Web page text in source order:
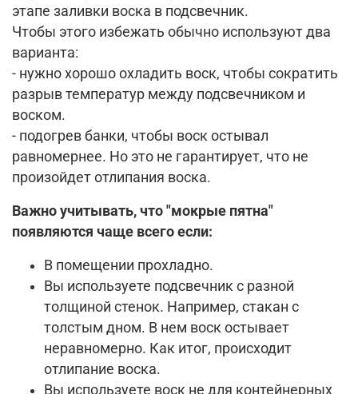
этапе заливки воска в подсвечник.
Чтобы этого избежать обычно используют два
варианта:
- нужно хорошо охладить воск, чтобы сократить
разрыв температур между подсвечником и
воском.
- подогрев банки, чтобы воск остывал
равномернее. Но это не гарантирует, что не
произойдет отлипания воска.
Важно учитывать, что "мокрые пятна"
появляются чаще всего если:
В помещении прохладно.
Вы используете подсвечник с разной
толщиной стенок. Например, стакан с
толстым дном. В нем воск остывает
неравномерно. Как итог, происходит
отлипание воска.
Вы используете воск не для контейнерных